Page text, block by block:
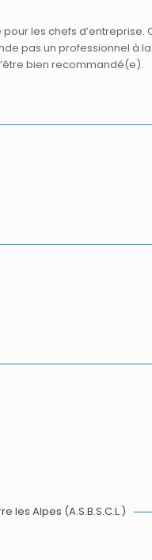
les chefs
pas un professionnel à
bien recommandé(e).
les Alpes (A.S.B.S.C.L.)